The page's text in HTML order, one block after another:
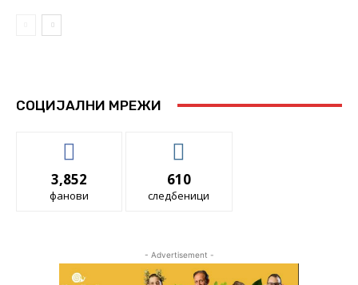
СОЦИЈАЛНИ МРЕЖИ
3,852
фанови
610
следбеници
- Advertisement -